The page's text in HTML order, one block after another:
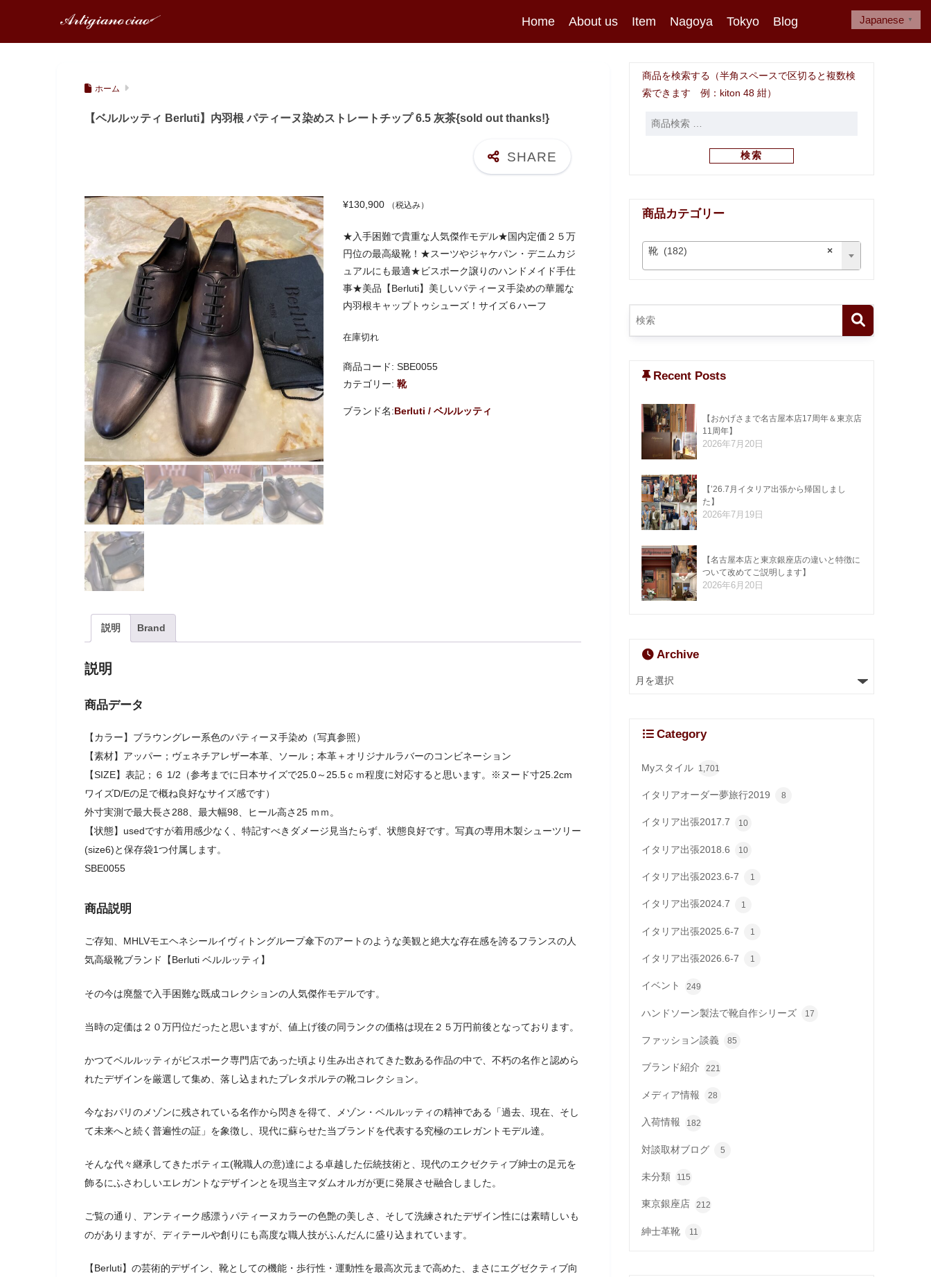
Home About us Item Nagoya Tokyo Blog
ホーム
【ベルルッティ Berluti】内羽根 パティーヌ染めストレートチップ 6.5 灰茶{sold out thanks!}
¥130,900 （税込み）
★入手困難で貴重な人気傑作モデル★国内定価２５万
円位の最高級靴！★スーツやジャケパン・デニムカジ
ュアルにも最適★ビスポーク譲りのハンドメイド手仕
事★美品【Berluti】美しいパティーヌ手染めの華麗な
内羽根キャップトゥシューズ！サイズ６ハーフ
在庫切れ
商品コード:SBE0055
カテゴリー:靴
Berluti / ベルルッティ
説明 Brand
説明
商品データ
【カラー】ブラウングレー系色のパティーヌ手染め（写真参照）
【素材】アッパー；ヴェネチアレザー本革、ソール；本革＋オリジナルラバーのコンビネーション
【SIZE】表記；６ 1/2（参考までに日本サイズで25.0～25.5ｃｍ程度に対応すると思います。※ヌード寸25.2cm
ワイズD/Eの足で概ね良好なサイズ感です）
外寸実測で最大長さ288、最大幅98、ヒール高さ25 ｍｍ。
【状態】usedですが着用感少なく、特記すべきダメージ見当たらず、状態良好です。写真の専用木製シューツリー
(size6)と保存袋1つ付属します。
SBE0055
商品説明
ご存知、MHLVモエヘネシールイヴィトングループ傘下のアートのような美観と絶大な存在感を誇るフランスの人
気高級靴ブランド【Berluti ベルルッティ】
その今は廃盤で入手困難な既成コレクションの人気傑作モデルです。
当時の定価は２０万円位だったと思いますが、値上げ後の同ランクの価格は現在２５万円前後となっております。
かつてベルルッティがビスポーク専門店であった頃より生み出されてきた数ある作品の中で、不朽の名作と認めら
れたデザインを厳選して集め、落し込まれたプレタポルテの靴コレクション。
今なおパリのメゾンに残されている名作から閃きを得て、メゾン・ベルルッティの精神である「過去、現在、そし
て未来へと続く普遍性の証」を象徴し、現代に蘇らせた当ブランドを代表する究極のエレガントモデル達。
そんな代々継承してきたボティエ(靴職人の意)達による卓越した伝統技術と、現代のエクゼクティブ紳士の足元を
飾るにふさわしいエレガントなデザインとを現当主マダムオルガが更に発展させ融合しました。
ご覧の通り、アンティーク感漂うパティーヌカラーの色艶の美しさ、そして洗練されたデザイン性には素晴しいも
のがありますが、ディテールや創りにも高度な職人技がふんだんに盛り込まれています。
【Berluti】の芸術的デザイン、靴としての機能・歩行性・運動性を最高次元まで高めた、まさにエグゼクティブ向
商品を検索する（半角スペースで区切ると複数検
索できます 例：kiton 48 紺）
検索
商品カテゴリー
×
靴 (182)
Recent Posts
【おかげさまで名古屋本店17周年＆東京店
11周年】
2026年7月20日
【’26.7月イタリア出張から帰国しまし
た】
2026年7月19日
【名古屋本店と東京銀座店の違いと特徴に
ついて改めてご説明します】
2026年6月20日
Archive
Category
Myスタイル 1,701
イタリアオーダー夢旅行2019 8
イタリア出張2017.7 10
イタリア出張2018.6 10
イタリア出張2023.6-7 1
イタリア出張2024.7 1
イタリア出張2025.6-7 1
イタリア出張2026.6-7 1
イベント 249
ハンドソーン製法で靴自作シリーズ 17
ファッション談義 85
ブランド紹介 221
メディア情報 28
入荷情報 182
対談取材ブログ 5
未分類 115
東京銀座店 212
紳士革靴 11
Japanese ▼